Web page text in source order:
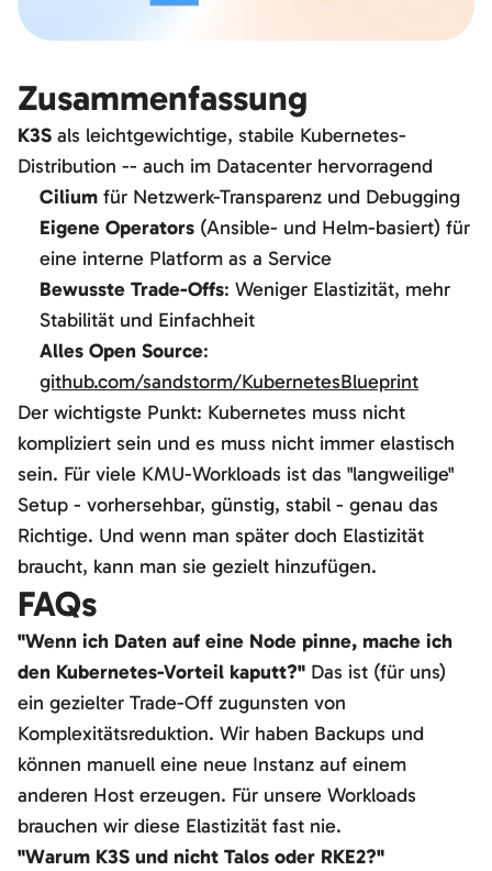
Zusammenfassung
K3S als leichtgewichtige, stabile Kubernetes-
Distribution -- auch im Datacenter hervorragend
Cilium für Netzwerk-Transparenz und Debugging
Eigene Operators (Ansible- und Helm-basiert) für
eine interne Platform as a Service
Bewusste Trade-Offs: Weniger Elastizität, mehr
Stabilität und Einfachheit
Alles Open Source:
github.com/sandstorm/KubernetesBlueprint
Der wichtigste Punkt: Kubernetes muss nicht
kompliziert sein und es muss nicht immer elastisch
sein. Für viele KMU-Workloads ist das "langweilige"
Setup - vorhersehbar, günstig, stabil - genau das
Richtige. Und wenn man später doch Elastizität
braucht, kann man sie gezielt hinzufügen.
FAQs
"Wenn ich Daten auf eine Node pinne, mache ich
den Kubernetes-Vorteil kaputt?" Das ist (für uns)
ein gezielter Trade-Off zugunsten von
Komplexitätsreduktion. Wir haben Backups und
können manuell eine neue Instanz auf einem
anderen Host erzeugen. Für unsere Workloads
brauchen wir diese Elastizität fast nie.
"Warum K3S und nicht Talos oder RKE2?"